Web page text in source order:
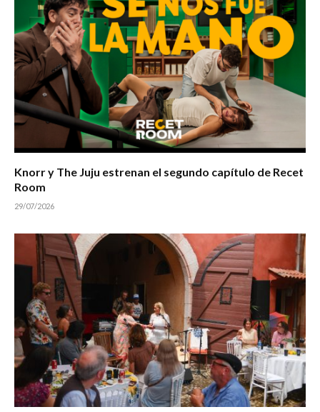
Knorr y The Juju estrenan el segundo capítulo de Recet
Room
29/07/2026